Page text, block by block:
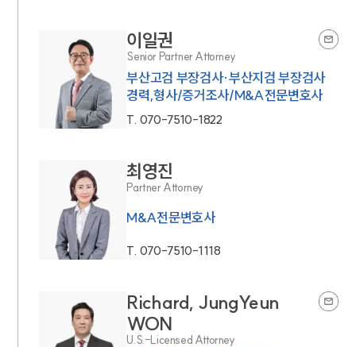
이일권
Senior Partner Attorney
부산고검 부장검사·부산지검 부장검사
경력,형사/증거조사/M&A전문변호사
T. 070-7510-1822
최영진
Partner Attorney
M&A전문변호사
T. 070-7510-1118
Richard, JungYeun
WON
U.S.-Licensed Attorney